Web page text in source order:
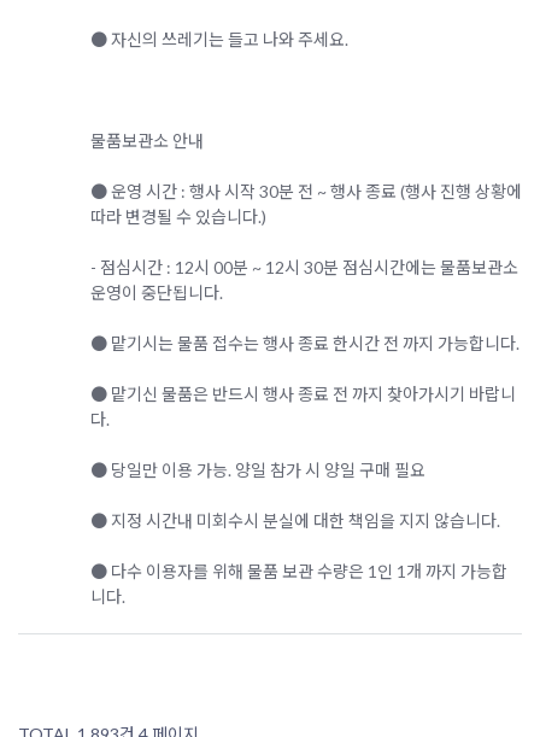
● 자신의 쓰레기는 들고 나와 주세요.
물품보관소 안내
● 운영 시간 : 행사 시작 30분 전 ~ 행사 종료 (행사 진행 상황에
따라 변경될 수 있습니다.)
- 점심시간 : 12시 00분 ~ 12시 30분 점심시간에는 물품보관소
운영이 중단됩니다.
● 맡기시는 물품 접수는 행사 종료 한시간 전 까지 가능합니다.
● 맡기신 물품은 반드시 행사 종료 전 까지 찾아가시기 바랍니
다.
● 당일만 이용 가능. 양일 참가 시 양일 구매 필요
● 지정 시간내 미회수시 분실에 대한 책임을 지지 않습니다.
● 다수 이용자를 위해 물품 보관 수량은 1인 1개 까지 가능합
니다.